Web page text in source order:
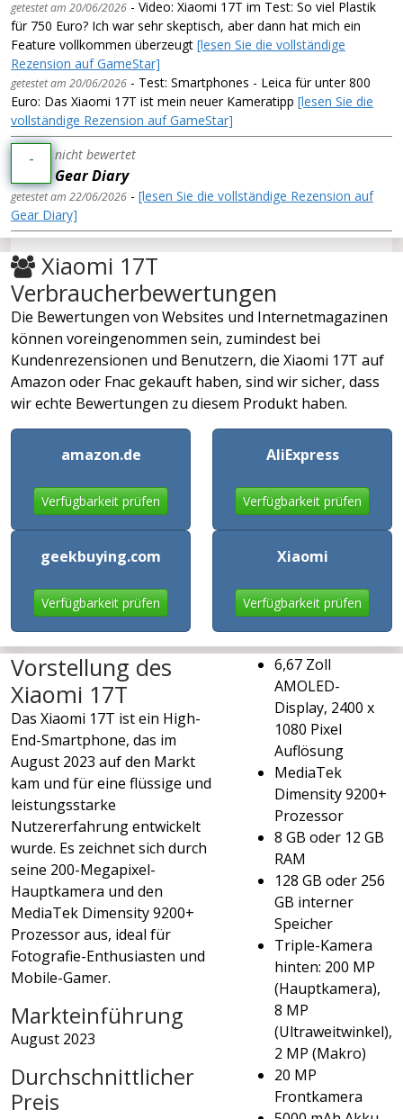
getestet am 20/06/2026 - Video: Xiaomi 17T im Test: So viel Plastik
für 750 Euro? Ich war sehr skeptisch, aber dann hat mich ein
Feature vollkommen überzeugt [lesen Sie die vollständige
Rezension auf GameStar]
getestet am 20/06/2026 - Test: Smartphones - Leica für unter 800
Euro: Das Xiaomi 17T ist mein neuer Kameratipp [lesen Sie die
vollständige Rezension auf GameStar]
- nicht bewertet
Gear Diary
getestet am 22/06/2026 - [lesen Sie die vollständige Rezension auf
Gear Diary]
Xiaomi 17T
Verbraucherbewertungen
Die Bewertungen von Websites und Internetmagazinen
können voreingenommen sein, zumindest bei
Kundenrezensionen und Benutzern, die Xiaomi 17T auf
Amazon oder Fnac gekauft haben, sind wir sicher, dass
wir echte Bewertungen zu diesem Produkt haben.
amazon.de
Verfügbarkeit prüfen
AliExpress
Verfügbarkeit prüfen
geekbuying.com
Verfügbarkeit prüfen
Xiaomi
Verfügbarkeit prüfen
Vorstellung des
Xiaomi 17T
Das Xiaomi 17T ist ein High-
End-Smartphone, das im
August 2023 auf den Markt
kam und für eine flüssige und
leistungsstarke
Nutzererfahrung entwickelt
wurde. Es zeichnet sich durch
seine 200-Megapixel-
Hauptkamera und den
MediaTek Dimensity 9200+
Prozessor aus, ideal für
Fotografie-Enthusiasten und
Mobile-Gamer.
Markteinführung
August 2023
Durchschnittlicher
Preis
6,67 Zoll
AMOLED-
Display, 2400 x
1080 Pixel
Auflösung
MediaTek
Dimensity 9200+
Prozessor
8 GB oder 12 GB
RAM
128 GB oder 256
GB interner
Speicher
Triple-Kamera
hinten: 200 MP
(Hauptkamera),
8 MP
(Ultraweitwinkel),
2 MP (Makro)
20 MP
Frontkamera